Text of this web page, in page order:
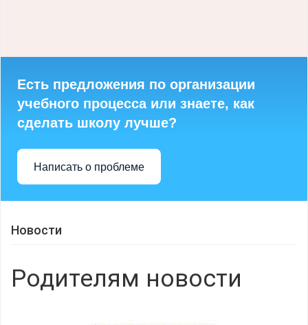
Есть предложения по организации
учебного процесса или знаете, как
сделать школу лучше?
Написать о проблеме
Новости
Родителям новости